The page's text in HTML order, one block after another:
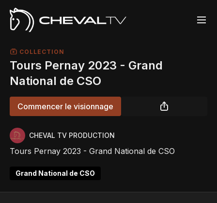
COLLECTION
Tours Pernay 2023 - Grand
National de CSO
Commencer le visionnage
CHEVAL TV PRODUCTION
Tours Pernay 2023 - Grand National de CSO
Grand National de CSO